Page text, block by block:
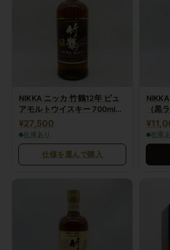
NIKKA ニッカ 竹鶴12年 ピュ
アモルトウイスキー 700ml
40%
¥27,500
在庫あり
仕様を選んで購入
（黒
在庫